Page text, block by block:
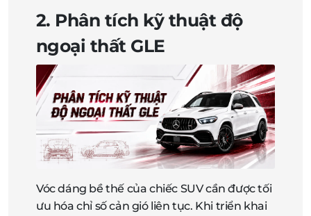
2. Phân tích kỹ thuật độ
ngoại thất GLE
Vóc dáng bề thế của chiếc SUV cần được tối
ưu hóa chỉ số cản gió liên tục. Khi triển khai